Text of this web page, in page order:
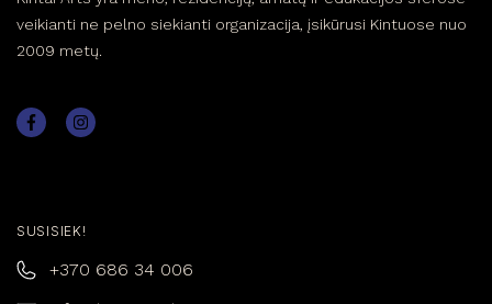
veikianti ne pelno siekianti organizacija, įsikūrusi Kintuose nuo
2009 metų.
SUSISIEK!
+370 686 34 006